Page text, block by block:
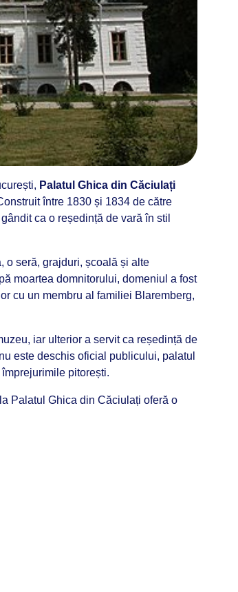
Palatul Ghica din Căciulați
între 1830 și 1834 de către
ca o reședință de vară în stil
o seră, grajduri, școală și alte
moartea domnitorului, domeniul a fost
cu un membru al familiei Blaremberg,
iar ulterior a servit ca reședință de
este deschis oficial publicului, palatul
pitorești.​
Palatul Ghica din Căciulați oferă o